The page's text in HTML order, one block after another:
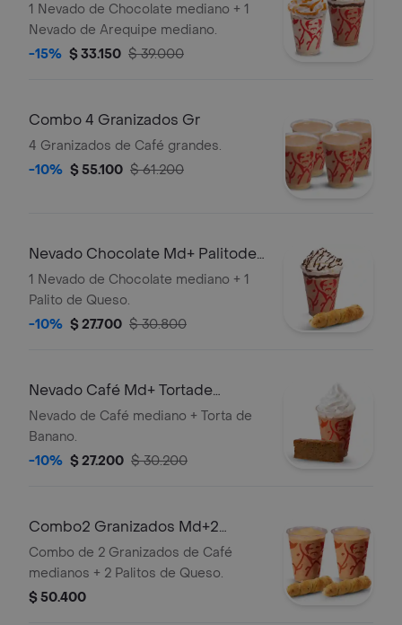
1 Nevado de Chocolate mediano + 1
Nevado de Arequipe mediano.
-15% $ 33.150 $ 39.000
Combo 4 Granizados Gr
4 Granizados de Café grandes.
-10% $ 55.100 $ 61.200
Nevado Chocolate Md+ Palitode
Queso
1 Nevado de Chocolate mediano + 1
Palito de Queso.
-10% $ 27.700 $ 30.800
Nevado Café Md+ Tortade
Banano
Nevado de Café mediano + Torta de
Banano.
-10% $ 27.200 $ 30.200
Combo2 Granizados Md+2
Palitosde Queso
Combo de 2 Granizados de Café
medianos + 2 Palitos de Queso.
$ 50.400